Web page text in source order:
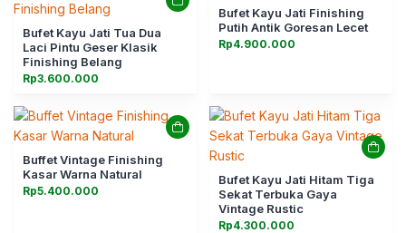
Bufet Kayu Jati Tua Dua
Laci Pintu Geser Klasik
Finishing Belang
Rp3.600.000
Bufet Kayu Jati Finishing
Putih Antik Goresan Lecet
Rp4.900.000
Buffet Vintage Finishing
Kasar Warna Natural
Rp5.400.000
Bufet Kayu Jati Hitam Tiga
Sekat Terbuka Gaya
Vintage Rustic
Rp4.300.000